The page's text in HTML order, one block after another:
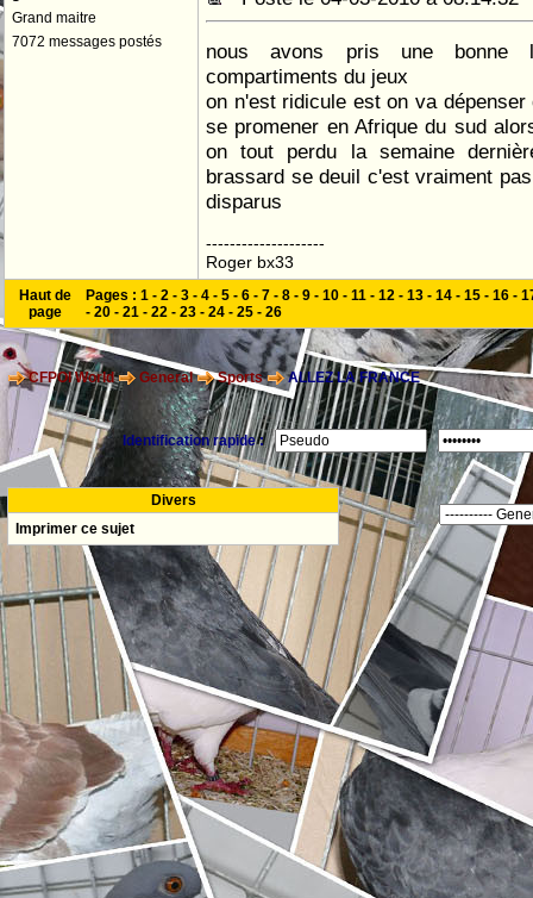
Grand maitre
7072 messages postés
nous avons pris une bonne
compartiments du jeux
on n'est ridicule est on va
se promener en Afrique du sud
on tout perdu la semaine
brassard se deuil c'est vraiment
disparus
--------------------
Roger bx33
Haut de
page
Pages : 1 - 2 - 3 - 4 - 5 - 6 - 7 - 8 - 9 - 10 - 11 - 12 - 13 - 14 - 15 - 16 -
- 20 - 21 - 22 - 23 - 24 - 25 - 26
CFPOI World General Sports ALLEZ LA FRANCE
Identification rapide :
Divers
Imprimer ce sujet